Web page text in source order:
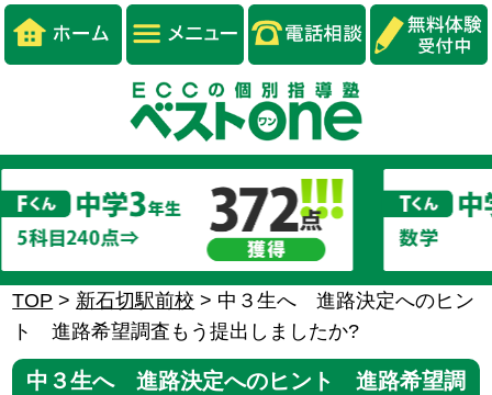
TOP > 新石切駅前校 > 中３生へ 進路決定へのヒン
ト 進路希望調査もう提出しましたか?
中３生へ 進路決定へのヒント 進路希望調